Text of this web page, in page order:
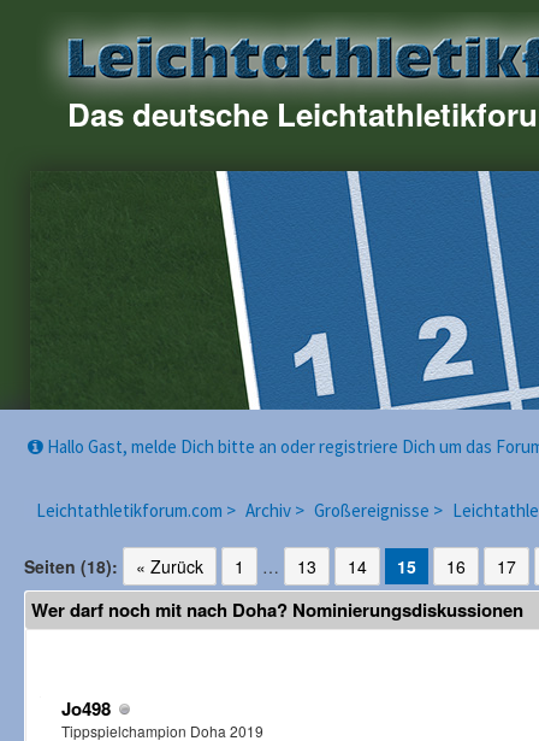
Das deutsche
Hallo Gast, melde Dich bitte an oder registriere Dich um das
Leichtathletikforum.com > Archiv > Großereignisse >
Seiten (18): « Zurück 1 … 13 14 15 16 17
Wer darf noch mit nach Doha? Nominierungsdiskussionen
Jo498
Tippspielchampion Doha 2019